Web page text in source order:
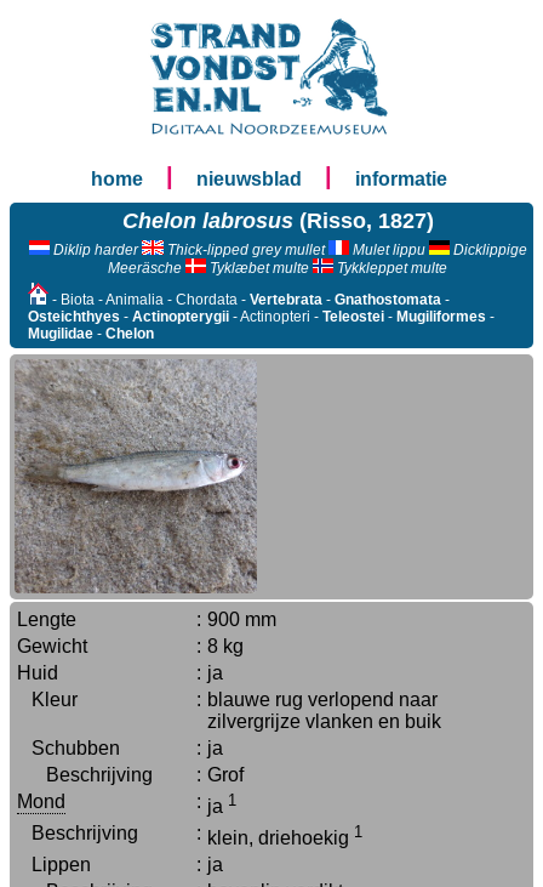
home nieuwsblad informatie
Chelon labrosus(Risso, 1827)
Diklip harder Thick-lipped grey mullet Mulet lippu
Dicklippige
Meeräsche
Tyklæbet multe
Tykkleppet multe
- Biota - Animalia - Chordata - Vertebrata - Gnathostomata -
Osteichthyes - Actinopterygii - Actinopteri - Teleostei - Mugiliformes -
Mugilidae - Chelon
Lengte : 900 mm
Gewicht
: 8 kg
Huid
: ja
Kleur
: blauwe rug verlopend naar
zilvergrijze vlanken en buik
Schubben
: ja
Beschrijving
: Grof
Mond
: ja 1
Beschrijving : klein, driehoekig 1
Lippen : ja